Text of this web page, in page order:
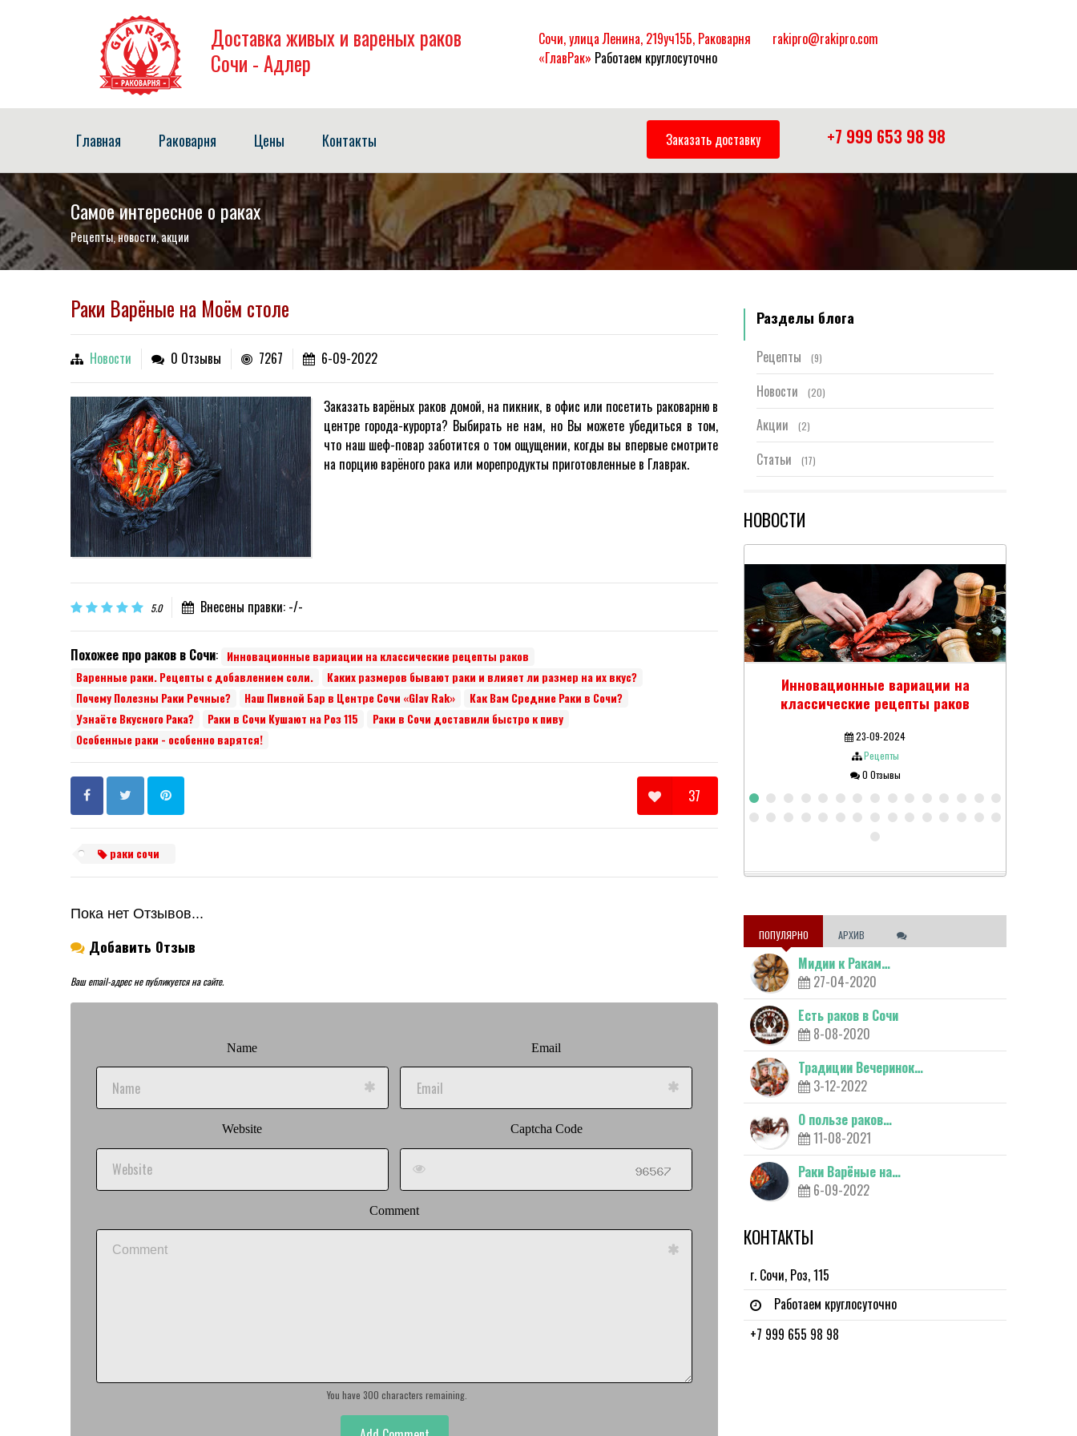
Доставка живых и вареных раков
Сочи - Адлер
Сочи, улица Ленина, 219уч15Б, Раковарня
«ГлавРак» Работаем круглосуточно
rakipro@rakipro.com
Главная Раковарня Цены Контакты Заказать доставку +7 999 653 98 98
Самое интересное о раках
Рецепты, новости, акции
Раки Варёные на Моём столе
Новости 0 Отзывы 7267 6-09-2022
Заказать варёных раков домой, на пикник, в офис или посетить раковарню в
центре города-курорта? Выбирать не нам, но Вы можете убедиться в том,
что наш шеф-повар заботится о том ощущении, когды вы впервые смотрите
на порцию варёного рака или морепродукты приготовленные в Главрак.
5.0 Внесены правки: -/-
Похожее про раков в Сочи: Инновационные вариации на классические рецепты раков
Варенные раки. Рецепты с добавлением соли.
Каких размеров бывают раки и влияет ли размер на их вкус?
Почему Полезны Раки Речные?
Наш Пивной Бар в Центре Сочи «Glav Rak»
Как Вам Средние Раки в Сочи?
Узнаёте Вкусного Рака?
Раки в Сочи Кушают на Роз 115
Раки в Сочи доставили быстро к пиву
Особенные раки - особенно варятся!
37
раки сочи
Пока нет Отзывов...
Добавить Отзыв
Ваш email-адрес не публикуется на сайте.
Name Email
Website Captcha Code
Comment
You have 300 characters remaining.
Разделы блога
Рецепты (9)
Новости (20)
Акции (2)
Статьи (17)
НОВОСТИ
Инновационные вариации на
классические рецепты раков
23-09-2024
Рецепты
0 Отзывы
ПОПУЛЯРНО АРХИВ
Мидии к Ракам…
27-04-2020
Есть раков в Сочи
8-08-2020
Традиции Вечеринок…
3-12-2022
О пользе раков…
11-08-2021
Раки Варёные на…
6-09-2022
КОНТАКТЫ
г. Сочи, Роз, 115
Работаем круглосуточно
+7 999 655 98 98
Заказать Доставку Сочи
Отправить